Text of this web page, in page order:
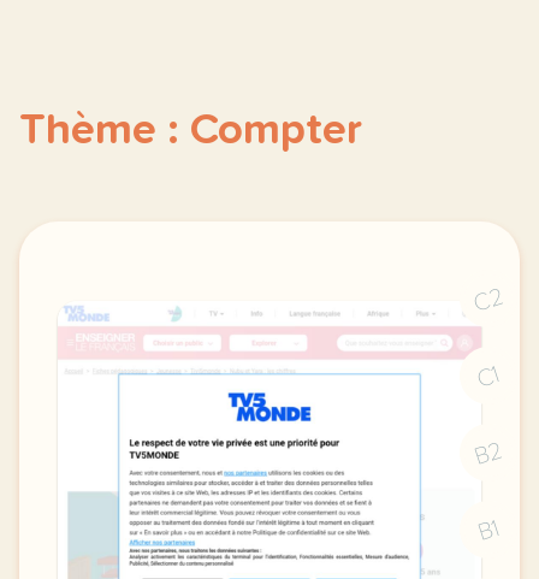
Thème : Compter
C2
C1
B2
B1